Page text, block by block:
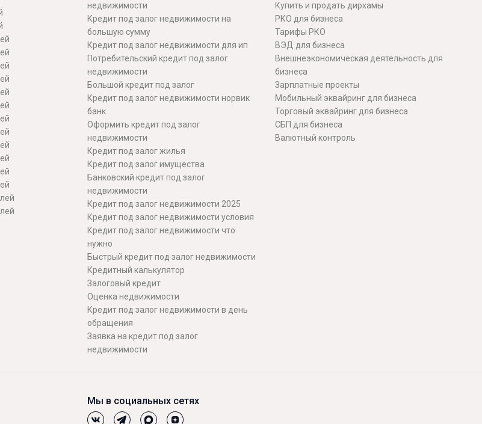
недвижимости
Кредит под залог недвижимости на
большую сумму
Кредит под залог недвижимости для ип
Потребительский кредит под залог
недвижимости
Большой кредит под залог
Кредит под залог недвижимости норвик
банк
Оформить кредит под залог
недвижимости
Кредит под залог жилья
Кредит под залог имущества
Банковский кредит под залог
недвижимости
Кредит под залог недвижимости 2025
Кредит под залог недвижимости условия
Кредит под залог недвижимости что
нужно
Быстрый кредит под залог недвижимости
Кредитный калькулятор
Залоговый кредит
Оценка недвижимости
Кредит под залог недвижимости в день
обращения
Заявка на кредит под залог
недвижимости
Купить и продать дирхамы
РКО для бизнеса
Тарифы РКО
ВЭД для бизнеса
Внешнеэкономическая деятельность для
бизнеса
Зарплатные проекты
Мобильный эквайринг для бизнеса
Торговый эквайринг для бизнеса
СБП для бизнеса
Валютный контроль
Мы в социальных сетях